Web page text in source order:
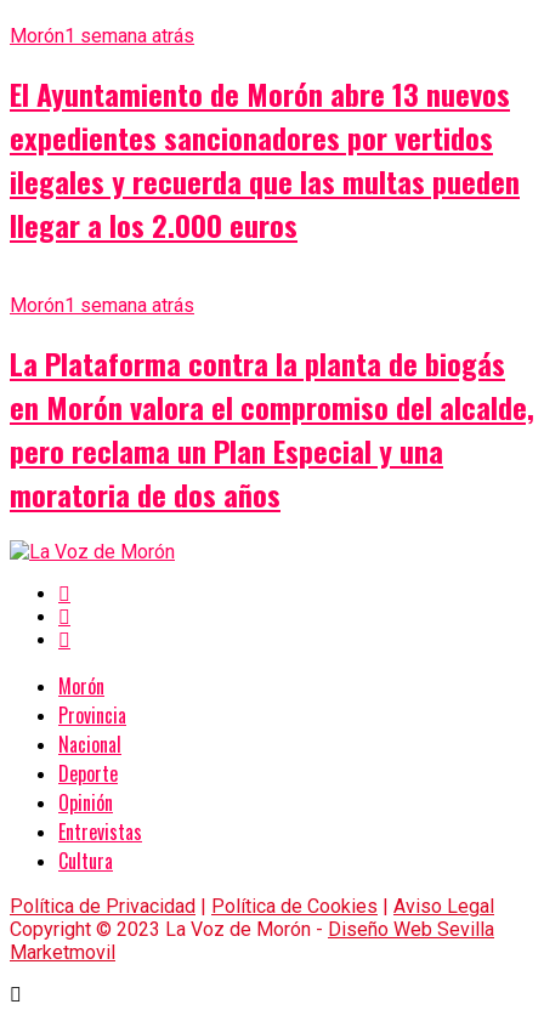
Morón1 semana atrás
El Ayuntamiento de Morón abre 13 nuevos
expedientes sancionadores por vertidos
ilegales y recuerda que las multas pueden
llegar a los 2.000 euros
Morón1 semana atrás
La Plataforma contra la planta de biogás
en Morón valora el compromiso del alcalde,
pero reclama un Plan Especial y una
moratoria de dos años
Morón
Provincia
Nacional
Deporte
Opinión
Entrevistas
Cultura
Política de Privacidad | Política de Cookies | Aviso Legal
Copyright © 2023 La Voz de Morón - Diseño Web Sevilla
Marketmovil